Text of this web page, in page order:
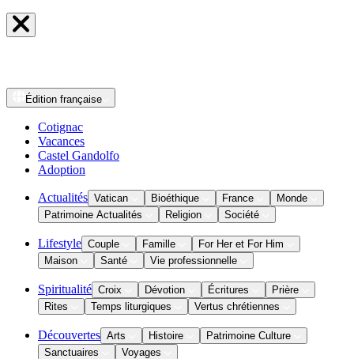
Édition française
Cotignac
Vacances
Castel Gandolfo
Adoption
Actualités Vatican Bioéthique France
Monde
Patrimoine Actualités
Religion Société
Lifestyle Couple Famille
For Her et For Him
Maison
Santé Vie professionnelle
Spiritualité Croix Dévotion Écritures
Prière
Rites
Temps liturgiques Vertus chrétiennes
Découvertes Arts Histoire
Patrimoine Culture
Sanctuaires
Voyages